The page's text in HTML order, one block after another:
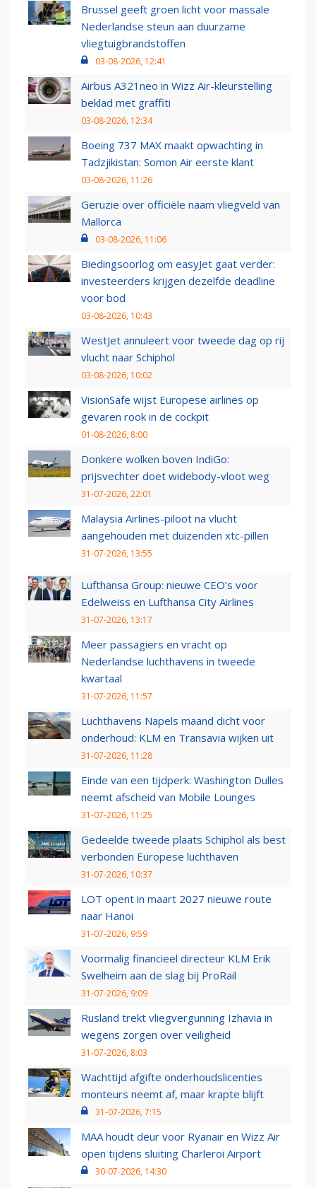
Brussel geeft groen licht voor massale
Nederlandse steun aan duurzame
vliegtuigbrandstoffen
03-08-2026, 12:41
Airbus A321neo in Wizz Air-kleurstelling
beklad met graffiti
03-08-2026, 12:34
Boeing 737 MAX maakt opwachting in
Tadzjikistan: Somon Air eerste klant
03-08-2026, 11:26
Geruzie over officiële naam vliegveld van
Mallorca
03-08-2026, 11:06
Biedingsoorlog om easyJet gaat verder:
investeerders krijgen dezelfde deadline
voor bod
03-08-2026, 10:43
WestJet annuleert voor tweede dag op rij
vlucht naar Schiphol
03-08-2026, 10:02
VisionSafe wijst Europese airlines op
gevaren rook in de cockpit
01-08-2026, 8:00
Donkere wolken boven IndiGo:
prijsvechter doet widebody-vloot weg
31-07-2026, 22:01
Malaysia Airlines-piloot na vlucht
aangehouden met duizenden xtc-pillen
31-07-2026, 13:55
Lufthansa Group: nieuwe CEO’s voor
Edelweiss en Lufthansa City Airlines
31-07-2026, 13:17
Meer passagiers en vracht op
Nederlandse luchthavens in tweede
kwartaal
31-07-2026, 11:57
Luchthavens Napels maand dicht voor
onderhoud: KLM en Transavia wijken uit
31-07-2026, 11:28
Einde van een tijdperk: Washington Dulles
neemt afscheid van Mobile Lounges
31-07-2026, 11:25
Gedeelde tweede plaats Schiphol als best
verbonden Europese luchthaven
31-07-2026, 10:37
LOT opent in maart 2027 nieuwe route
naar Hanoi
31-07-2026, 9:59
Voormalig financieel directeur KLM Erik
Swelheim aan de slag bij ProRail
31-07-2026, 9:09
Rusland trekt vliegvergunning Izhavia in
wegens zorgen over veiligheid
31-07-2026, 8:03
Wachttijd afgifte onderhoudslicenties
monteurs neemt af, maar krapte blijft
31-07-2026, 7:15
MAA houdt deur voor Ryanair en Wizz Air
open tijdens sluiting Charleroi Airport
30-07-2026, 14:30